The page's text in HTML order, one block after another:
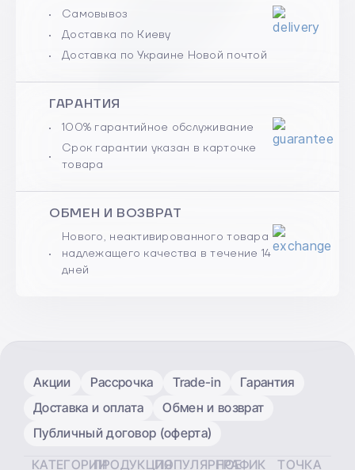
Самовывоз
Доставка по Киеву
Доставка по Украине Новой почтой
ГАРАНТИЯ
100% гарантийное обслуживание
Срок гарантии указан в карточке
товара
ОБМЕН И ВОЗВРАТ
Нового, неактивированного товара
надлежащего качества в течение 14
дней
Акции Рассрочка Trade-in
Гарантия
Доставка и оплата
Обмен и возврат
Публичный договор (оферта)
КАТЕГОРИИПРОДУКЦИЯПОПУЛЯРНОЕГРАФИК
ТОЧКА